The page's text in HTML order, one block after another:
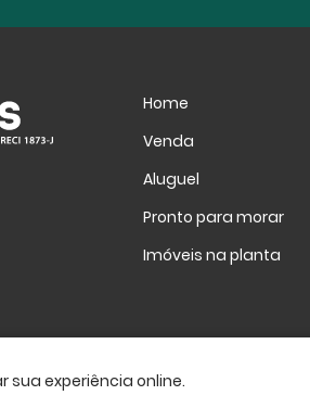
sua experiência online.
Home
Venda
Aluguel
Pronto para morar
Imóveis na planta